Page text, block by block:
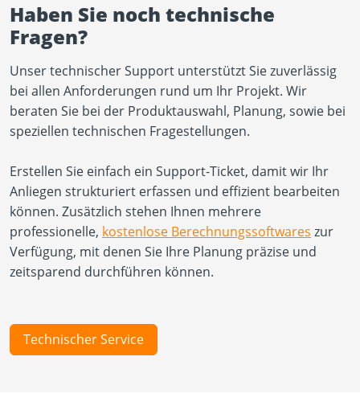
Haben Sie noch technische
Fragen?
Unser technischer Support unterstützt Sie zuverlässig
bei allen Anforderungen rund um Ihr Projekt. Wir
beraten Sie bei der Produktauswahl, Planung, sowie bei
speziellen technischen Fragestellungen.
Erstellen Sie einfach ein Support-Ticket, damit wir Ihr
Anliegen strukturiert erfassen und effizient bearbeiten
können. Zusätzlich stehen Ihnen mehrere
professionelle, kostenlose Berechnungssoftwares zur
Verfügung, mit denen Sie Ihre Planung präzise und
zeitsparend durchführen können.
Technischer Service